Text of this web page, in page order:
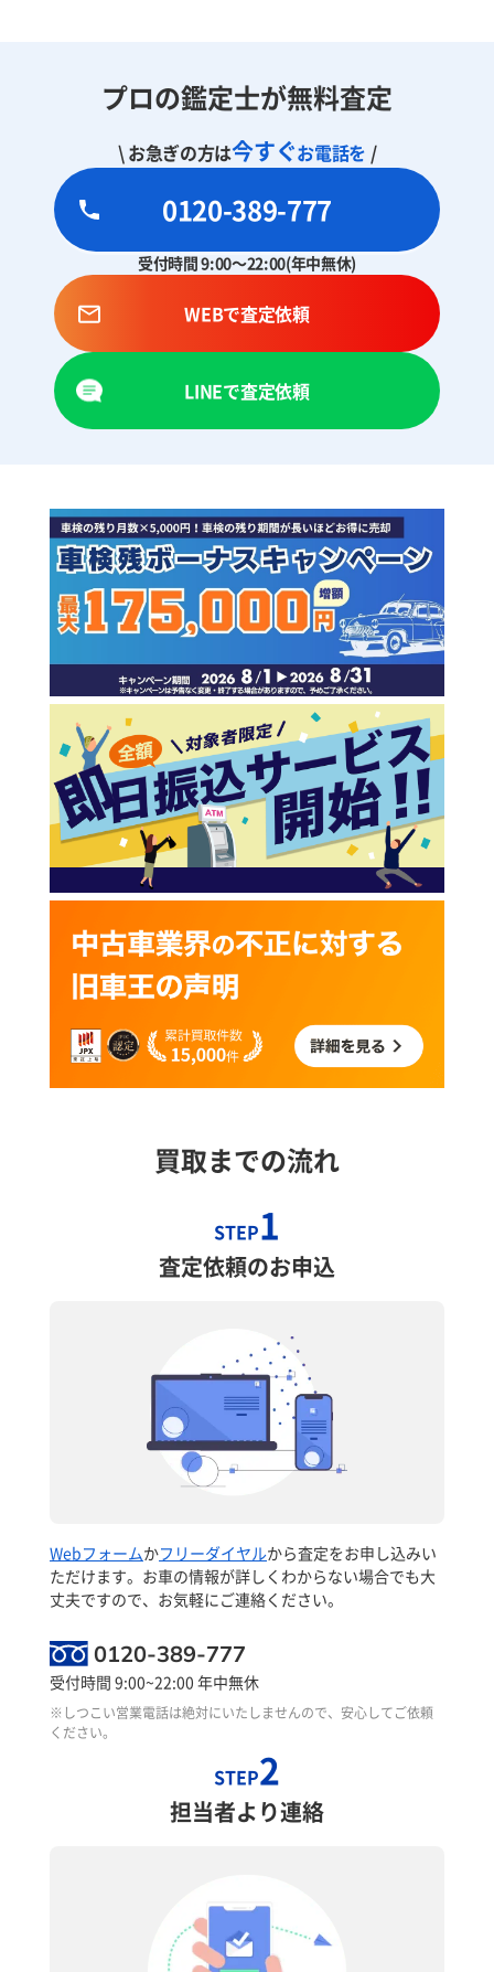
プロの鑑定士が無料査定
\ お急ぎの方は今すぐお電話を /
0120-389-777
受付時間 9:00～22:00(年中無休)
WEBで査定依頼
LINEで査定依頼
買取までの流れ
STEP1
査定依頼のお申込
Webフォームかフリーダイヤルから査定をお申し込みい
ただけます。お車の情報が詳しくわからない場合でも大
丈夫ですので、お気軽にご連絡ください。
0120-389-777
受付時間 9:00~22:00 年中無休
※しつこい営業電話は絶対にいたしませんので、安心してご依頼
ください。
STEP2
担当者より連絡